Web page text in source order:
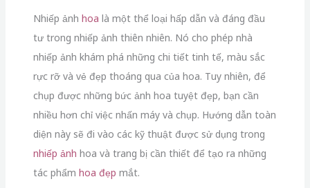
Nhiếp ảnh hoa là một thể loại hấp dẫn và đáng đầu
tư trong nhiếp ảnh thiên nhiên. Nó cho phép nhà
nhiếp ảnh khám phá những chi tiết tinh tế, màu sắc
rực rỡ và vẻ đẹp thoáng qua của hoa. Tuy nhiên, để
chụp được những bức ảnh hoa tuyệt đẹp, bạn cần
nhiều hơn chỉ việc nhấn máy và chụp. Hướng dẫn toàn
diện này sẽ đi vào các kỹ thuật được sử dụng trong
nhiếp ảnh hoa và trang bị cần thiết để tạo ra những
tác phẩm hoa đẹp mắt.